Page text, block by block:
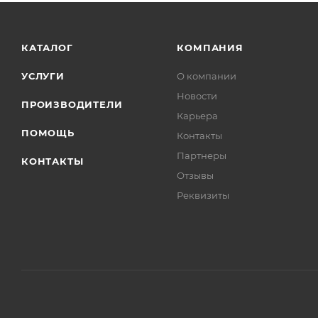
КАТАЛОГ
УСЛУГИ
ПРОИЗВОДИТЕЛИ
ПОМОЩЬ
КОНТАКТЫ
КОМПАНИЯ
О компании
Новости
Карьера
Контакты
Партнеры
Отзывы
Реквизиты